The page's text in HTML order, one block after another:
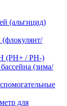
(альгицид)
(флокулянт/
(PH+ / PH-)
(зима/
для